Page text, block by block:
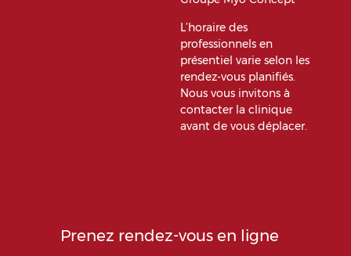
Prenez rendez-vous en ligne
L’horaire des
professionnels en
présentiel varie selon les
rendez-vous planifiés.
Nous vous invitons à
contacter la clinique
avant de vous déplacer.